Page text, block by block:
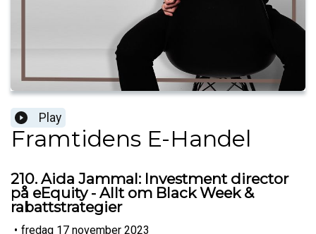
Play
Framtidens E-Handel
210. Aida Jammal: Investment director
på eEquity - Allt om Black Week &
rabattstrategier
• fredag 17 november 2023